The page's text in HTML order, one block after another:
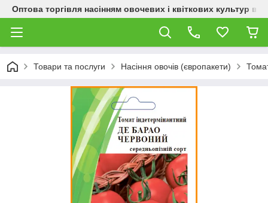
Оптова торгівля насінням овочевих і квіткових культур
Товари та послуги Насіння овочів (європакети)